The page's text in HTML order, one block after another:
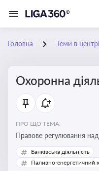
Головна Теми в
Охоронна
ПРО ЩО ТЕМА:
Правове регулювання
вимоги до ліцензування,
охорони та організації
Банківська діяльність
Паливно-енергетичний